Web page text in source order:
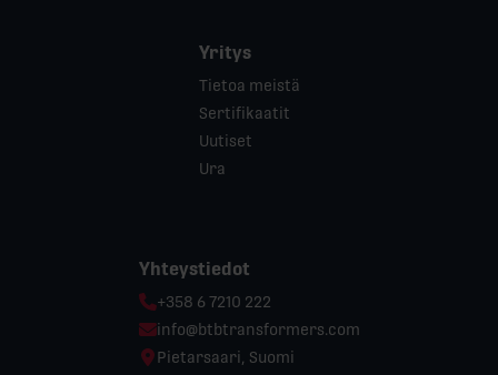
Yritys
Tietoa meistä
Sertifikaatit
Uutiset
Ura
Yhteystiedot
Phone:
+358 6 7210 222
Email:
info@btbtransformers.com
Location:
Pietarsaari, Suomi